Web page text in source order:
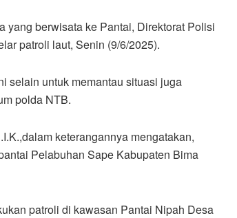
berwisata ke Pantai, Direktorat Polisi
patroli laut, Senin (9/6/2025).
selain untuk memantau situasi juga
polda NTB.
keterangannya mengatakan,
Pelabuhan Sape Kabupaten Bima
patroli di kawasan Pantai Nipah Desa